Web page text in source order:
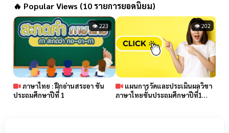
🔥 Popular Views (10 รายการยอดนิยม)
👁 223
ภาษาไทย : ฝึกอ่านสระอา ชั้น
ประถมศึกษาปีที่ 1
👁 202
แผนการวัดและประเมินผลวิชา
ภาษาไทยชั้นประถมศึกษาปีที่1